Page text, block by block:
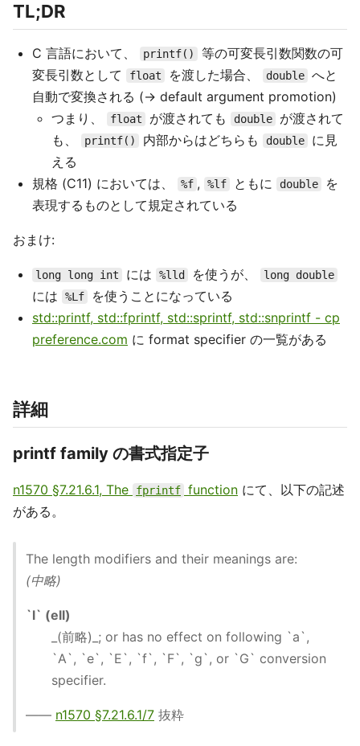
TL;DR
C 言語において、 printf()
等の可変長引数関数の可
変長引数として
float を渡した場合、 double へと
自動で変換される (→ default argument promotion)
つまり、
float が渡されても double
が渡されて
も、
printf() 内部からはどちらも double
に見
える
規格 (C11) においては、
%f , %lf ともに double
を
表現するものとして規定されている
おまけ:
long long int には %lld を使うが、 long double
には %Lf
を使うことになっている
std::printf, std::fprintf, std::sprintf, std::snprintf - cp
preference.com に format specifier の一覧がある
詳細
printf family の書式指定子
n1570 §7.21.6.1, The fprintf function にて、以下の記述
がある。
The length modifiers and their meanings are:
(中略)
`l` (ell)
_(前略)_; or has no effect on following `a`,
`A`, `e`, `E`, `f`, `F`, `g`, or `G` conversion
specifier.
—— n1570 §7.21.6.1/7 抜粋